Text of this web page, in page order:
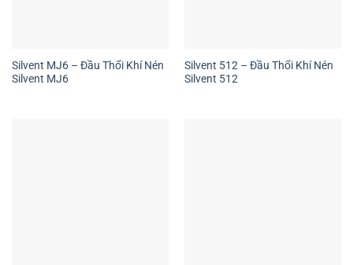
Silvent MJ6 – Đầu Thổi Khí Nén
Silvent MJ6
Silvent 512 – Đầu Thổi Khí Nén
Silvent 512